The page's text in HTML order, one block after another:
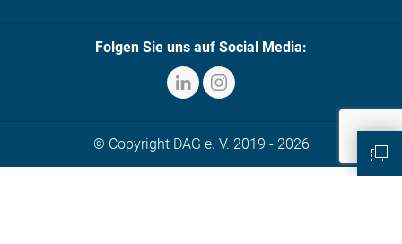
Folgen Sie uns auf Social Media:
© Copyright DAG e. V. 2019 - 2026